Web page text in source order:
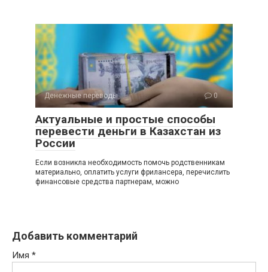
Денежные переводы 0
Актуальные и простые способы
перевести деньги в Казахстан из
России
Если возникла необходимость помочь родственникам
материально, оплатить услуги фрилансера, перечислить
финансовые средства партнерам, можно
Добавить комментарий
Имя *